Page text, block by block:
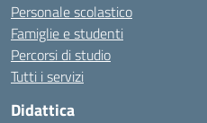
Personale scolastico
Famiglie e studenti
Percorsi di studio
Tutti i servizi
Didattica